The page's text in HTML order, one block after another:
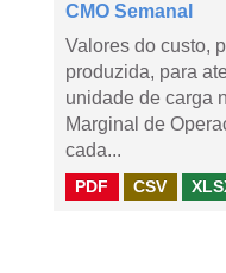
CMO Semanal
Valores do custo,
produzida, para
unidade de carga
Marginal de
cada...
PDF CSV